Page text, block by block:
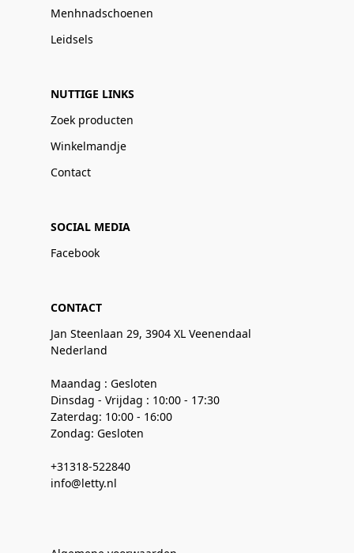
Menhnadschoenen
Leidsels
NUTTIGE LINKS
Zoek producten
Winkelmandje
Contact
SOCIAL MEDIA
Facebook
CONTACT
Jan Steenlaan 29, 3904 XL Veenendaal
Nederland
Maandag : Gesloten
Dinsdag - Vrijdag : 10:00 - 17:30
Zaterdag: 10:00 - 16:00
Zondag: Gesloten
+31318-522840
info@letty.nl